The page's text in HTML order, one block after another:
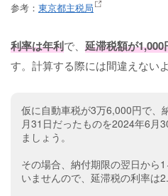
参考： 東京都主税局
利率は年利で、 延滞税額が
す。計算する際には間違えない
仮に自動車税が3万6,000円で、
月31日だったものを2024年6月
ましょう。
その場合、納付期限の翌日から
いませんので、延滞税の利率は